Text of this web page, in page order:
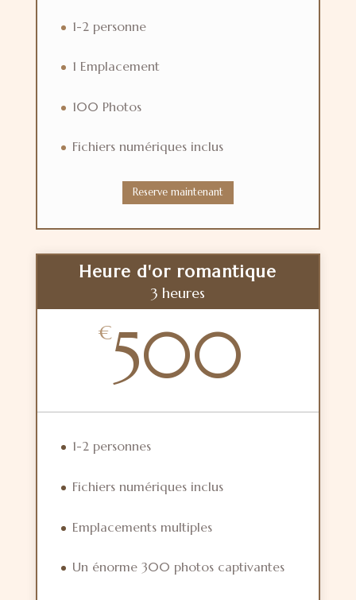
1-2 personne
1 Emplacement
100 Photos
Fichiers numériques inclus
Reserve maintenant
Heure d'or romantique
3 heures
€500
1-2 personnes
Fichiers numériques inclus
Emplacements multiples
Un énorme 300 photos captivantes